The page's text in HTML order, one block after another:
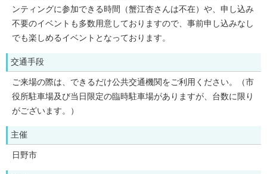
ンティングに参加できる時間（蟹江杏さんは不在）や、申し込み
不要のイベントも多数用意しておりますので、事前申し込みなし
でも楽しめるイベントとなっております。
交通手段
ご来場の際は、できるだけ公共交通機関をご利用ください。（市
役所駐車場及び当日限定の臨時駐車場がありますが、台数に限り
がございます。）
主催
日野市